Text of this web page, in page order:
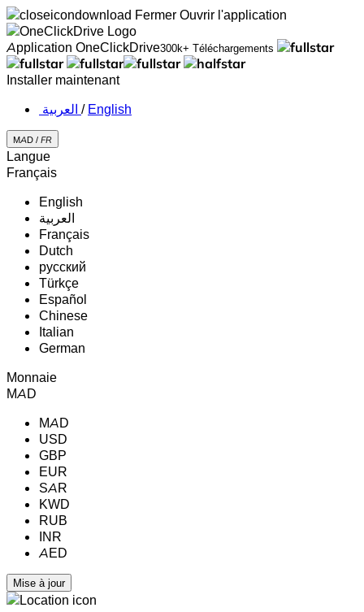
Fermer Ouvrir l'application
Application OneClickDrive300k+ Téléchargements
Installer maintenant
‏العربية ‏ / English
MAD / FR
Langue
Français
English
‏العربية‏
Français
Dutch
русский
Türkçe
Español
Chinese
Italian
German
Monnaie
MAD
MAD
USD
GBP
EUR
SAR
KWD
RUB
INR
AED